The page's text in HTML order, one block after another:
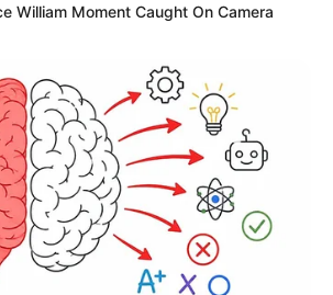
William Moment Caught On Camera